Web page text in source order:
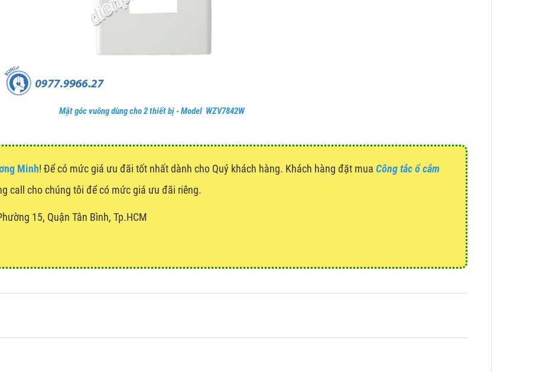
Mặt góc vuông dùng cho 2 thiết bị - Model WZV7842W
Minh! Để có mức giá ưu đãi tốt nhất dành cho Quý khách hàng. Khách hàng đặt mua Công tắc ổ cắm
call cho chúng tôi để có mức giá ưu đãi riêng.
15, Quận Tân Bình, Tp.HCM